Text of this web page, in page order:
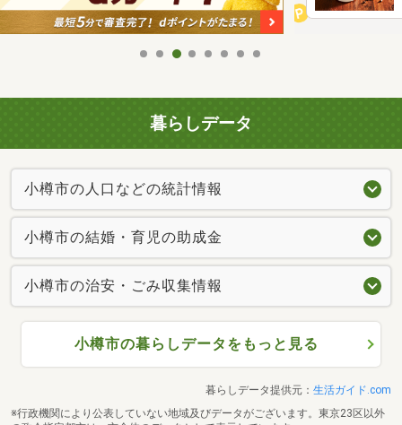
暮らしデータ
小樽市の人口などの統計情報
小樽市の結婚・育児の助成金
小樽市の治安・ごみ収集情報
小樽市の暮らしデータをもっと見る
暮らしデータ提供元： 生活ガイド.com
※行政機関により公表していない地域及びデータがございます。東京23区以外